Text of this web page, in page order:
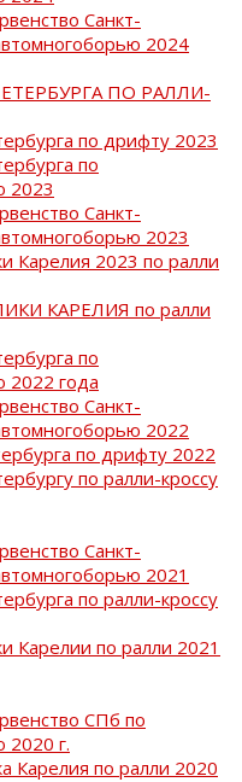
Санкт-
2024
ПО РАЛЛИ-
по дрифту 2023
по
2023
Санкт-
2023
Карелия 2023 по ралли
КАРЕЛИЯ по ралли
по
2022 года
Санкт-
2022
по дрифту 2022
по ралли-кроссу
Санкт-
2021
по ралли-кроссу
Карелии по ралли 2021
СПб по
2020 г.
Карелия по ралли 2020